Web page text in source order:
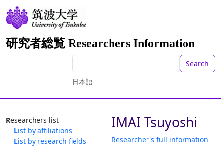
研究者総覧 Researchers Information
Search
日本語
Researchers list
List by affiliations
List by research fields
IMAI Tsuyoshi
Researcher's full information